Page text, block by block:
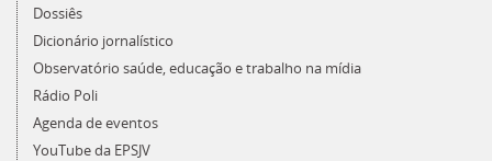
Dossiês
Dicionário jornalístico
Observatório saúde, educação e trabalho na mídia
Rádio Poli
Agenda de eventos
YouTube da EPSJV